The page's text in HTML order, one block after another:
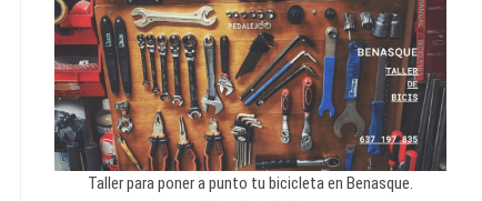
Taller para poner a punto tu bicicleta en Benasque.